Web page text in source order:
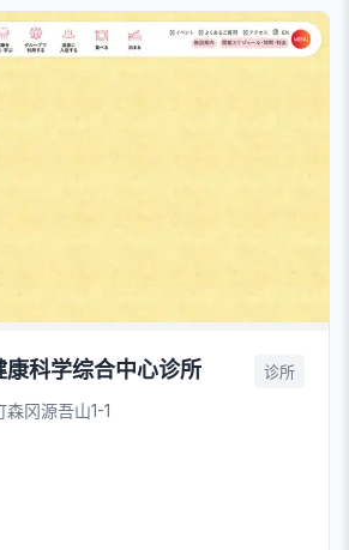
康科学综合中心诊所 诊所
冈源吾山1-1